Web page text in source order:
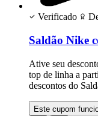
Verificado
Saldão Nike
Ative seu
top de linha a
descontos do
Este cupom